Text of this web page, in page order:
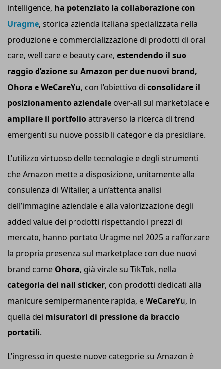
intelligence, ha potenziato la collaborazione con
Uragme, storica azienda italiana specializzata nella
produzione e commercializzazione di prodotti di oral
care, well care e beauty care, estendendo il suo
raggio d’azione su Amazon per due nuovi brand,
Ohora e WeCareYu, con l’obiettivo di consolidare il
posizionamento aziendale over-all sul marketplace e
ampliare il portfolioattraverso la ricerca di trend
emergenti su nuove possibili categorie da presidiare.
L’utilizzo virtuoso delle tecnologie e degli strumenti
che Amazon mette a disposizione, unitamente alla
consulenza di Witailer, a un’attenta analisi
dell’immagine aziendale e alla valorizzazione degli
added value dei prodotti rispettando i prezzi di
mercato, hanno portato Uragme nel 2025 a rafforzare
la propria presenza sul marketplace con due nuovi
brand come Ohora, già virale su TikTok, nella
categoria dei nail sticker, con prodotti dedicati alla
manicure semipermanente rapida, eWeCareYu, in
quella dei misuratori di pressione da braccio
portatili.
L’ingresso in queste nuove categorie su Amazon è